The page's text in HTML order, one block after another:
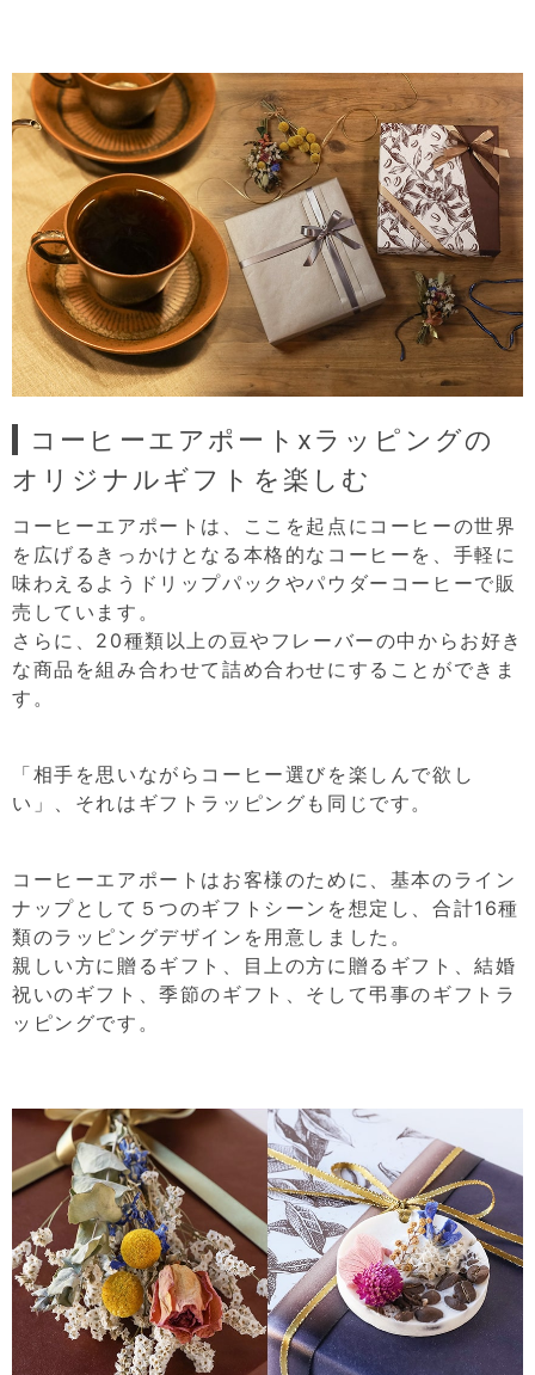
コーヒーエアポートxラッピングの
オリジナルギフトを楽しむ
コーヒーエアポートは、ここを起点にコーヒーの世界
を広げるきっかけとなる本格的なコーヒーを、手軽に
味わえるようドリップパックやパウダーコーヒーで販
売しています。
さらに、20種類以上の豆やフレーバーの中からお好き
な商品を組み合わせて詰め合わせにすることができま
す。
「相手を思いながらコーヒー選びを楽しんで欲し
い」、それはギフトラッピングも同じです。
コーヒーエアポートはお客様のために、基本のライン
ナップとして５つのギフトシーンを想定し、合計16種
類のラッピングデザインを用意しました。
親しい方に贈るギフト、目上の方に贈るギフト、結婚
祝いのギフト、季節のギフト、そして弔事のギフトラ
ッピングです。